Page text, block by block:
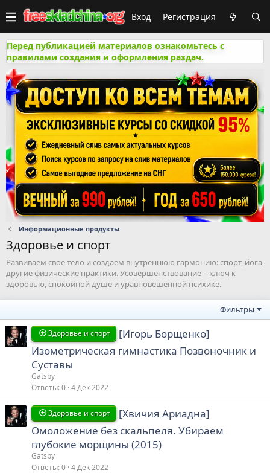
Вход Регистрация
Перед публикацией материалов ознакомьтесь с
правилами создания и оформления раздач.
Информационные продукты
Здоровье и спорт
Развиваем свое тело и создаем внутреннюю гармонию: спорт, йога,
другие физические практики. Усовершенствование – ключ к
здоровью, спокойной душе и уравновешенной психике.
Фильтры
Здоровье и спорт
[Игорь Борщенко]
Изометрическая гимнастика Позвоночник и
Суставы
Gatsby
Ответы 0 4 Дек 2022
Здоровье и спорт
[Хвичия Ариадна]
Омоложение без скальпеля. Убираем
глубокие морщины (2015)
Gatsby
Ответы 0 4 Дек 2022